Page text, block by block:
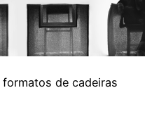
de cadeiras